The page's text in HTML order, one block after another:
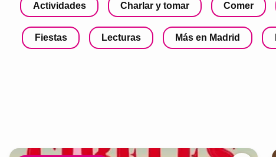
Actividades Charlar y tomar Comer
Fiestas Lecturas Más en Madrid